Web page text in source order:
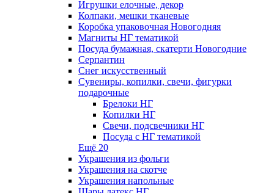
Игрушки елочные, декор
Колпаки, мешки тканевые
Коробка упаковочная Новогодняя
Магниты НГ тематикой
Посуда бумажная, скатерти Новогодние
Серпантин
Снег искусственный
Сувениры, копилки, свечи, фигурки
подарочные
Брелоки НГ
Копилки НГ
Свечи, подсвечники НГ
Посуда с НГ тематикой
Ещё 20
Украшения из фольги
Украшения на скотче
Украшения напольные